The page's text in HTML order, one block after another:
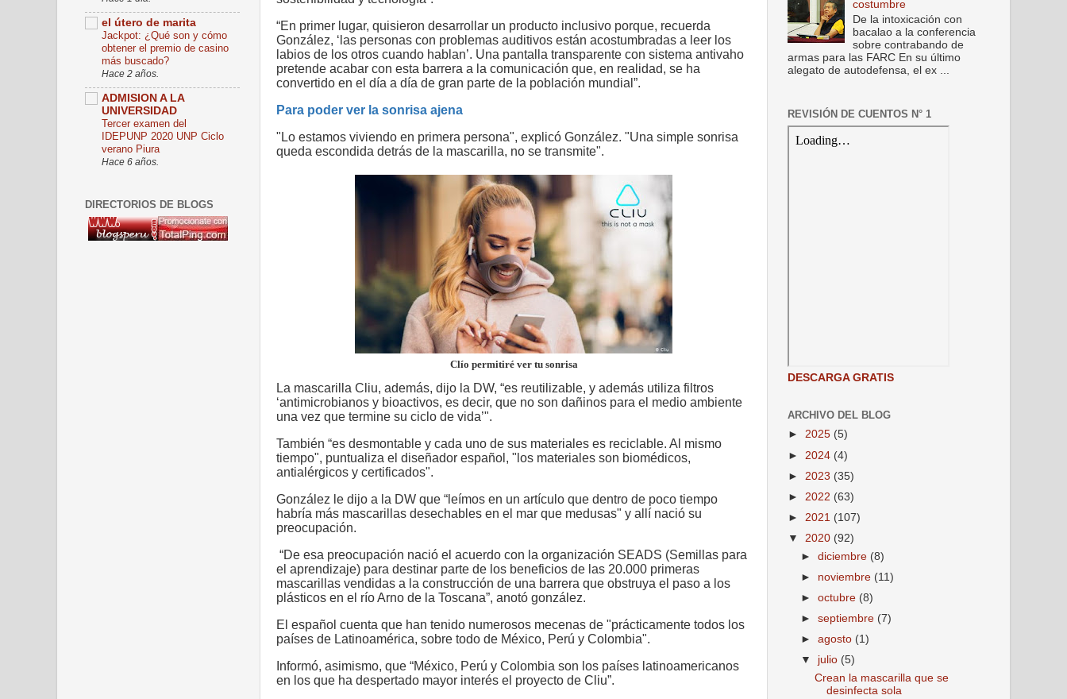
“En primer lugar, quisieron desarrollar un producto inclusivo porque, recuerda
González, ‘las personas con problemas auditivos están acostumbradas a leer los
labios de los otros cuando hablan’. Una pantalla transparente con sistema antivaho
pretende acabar con esta barrera a la comunicación que, en realidad, se ha
convertido en el día a día de gran parte de la población mundial”.
Para poder ver la sonrisa ajena
"Lo estamos viviendo en primera persona", explicó González. "Una simple sonrisa
queda escondida detrás de la mascarilla, no se transmite".
Clío permitiré ver tu sonrisa
La mascarilla Cliu, además, dijo la DW, “es reutilizable, y además utiliza filtros
‘antimicrobianos y bioactivos, es decir, que no son dañinos para el medio ambiente
una vez que termine su ciclo de vida’".
También “es desmontable y cada uno de sus materiales es reciclable. Al mismo
tiempo", puntualiza el diseñador español, "los materiales son biomédicos,
antialérgicos y certificados".
González le dijo a la DW que “leímos en un artículo que dentro de poco tiempo
habría más mascarillas desechables en el mar que medusas" y allí nació su
preocupación.
“De esa preocupación nació el acuerdo con la organización SEADS (Semillas para
el aprendizaje) para destinar parte de los beneficios de las 20.000 primeras
mascarillas vendidas a la construcción de una barrera que obstruya el paso a los
plásticos en el río Arno de la Toscana”, anotó gonzález.
El español cuenta que han tenido numerosos mecenas de "prácticamente todos los
países de Latinoamérica, sobre todo de México, Perú y Colombia".
Informó, asimismo, que “México, Perú y Colombia son los países latinoamericanos
en los que ha despertado mayor interés el proyecto de Cliu”.
el útero de marita
Jackpot: ¿Qué son y cómo
obtener el premio de casino
más buscado?
Hace 2 años.
ADMISION A LA
UNIVERSIDAD
Tercer examen del
IDEPUNP 2020 UNP Ciclo
verano Piura
Hace 6 años.
DIRECTORIOS DE BLOGS
costumbre
De la intoxicación con
bacalao a la conferencia
sobre contrabando de
armas para las FARC En su último
alegato de autodefensa, el ex ...
REVISIÓN DE CUENTOS N° 1
DESCARGA GRATIS
ARCHIVO DEL BLOG
► 2025 (5)
► 2024 (4)
► 2023 (35)
► 2022 (63)
► 2021 (107)
▼ 2020 (92)
►diciembre (8)
► noviembre (11)
►octubre (8)
►septiembre (7)
►agosto (1)
▼ julio (5)
Crean la mascarilla que se
desinfecta sola